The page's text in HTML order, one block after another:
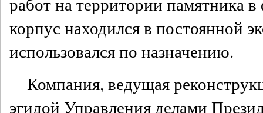
корпус находился в постоянной
использовался по назначению.
Компания, ведущая
эгидой Управления делами